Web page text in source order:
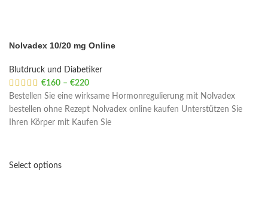
Nolvadex 10/20 mg Online
Blutdruck und Diabetiker
€160 – €220
Bestellen Sie eine wirksame Hormonregulierung mit Nolvadex
bestellen ohne Rezept Nolvadex online kaufen Unterstützen Sie
Ihren Körper mit Kaufen Sie
Select options